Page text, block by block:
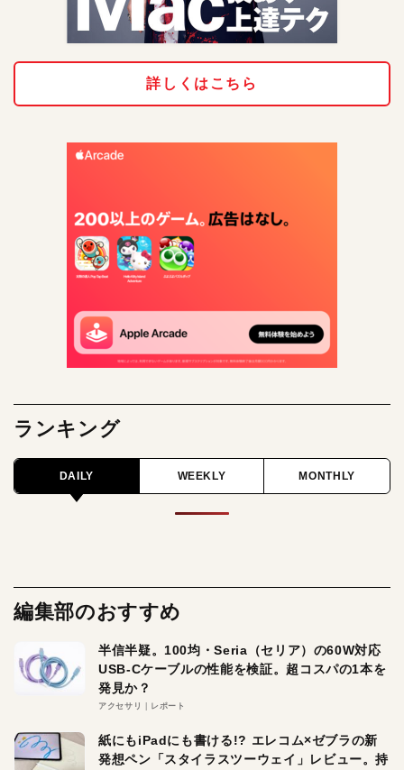
詳しくはこちら
ランキング
DAILY WEEKLY MONTHLY
編集部のおすすめ
半信半疑。100均・Seria（セリア）の60W対応
USB-Cケーブルの性能を検証。超コスパの1本を
発見か？
アクセサリ レポート
紙にもiPadにも書ける!? エレコム×ゼブラの新
発想ペン「スタイラスツーウェイ」レビュー。持